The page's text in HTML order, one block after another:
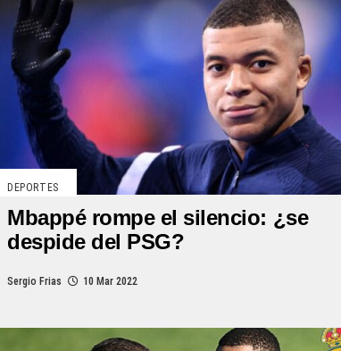
DEPORTES
Mbappé rompe el silencio: ¿se
despide del PSG?
Sergio Frias 10 Mar 2022